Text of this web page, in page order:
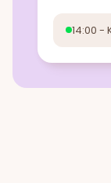
14:00 -